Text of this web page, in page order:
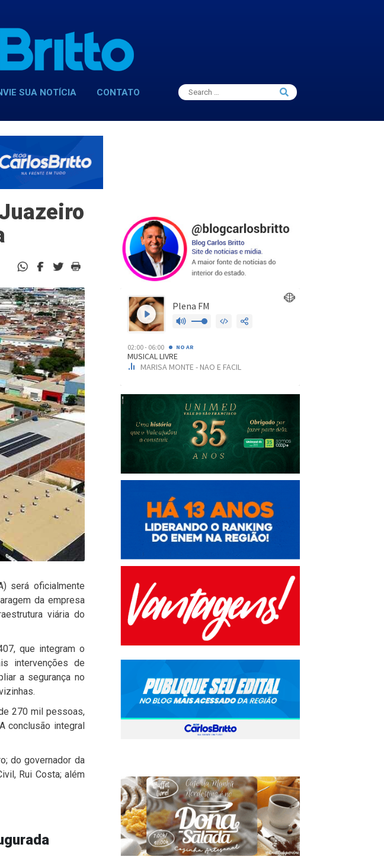
SUA NOTÍCIA CONTATO
Search
for:
Search
será oficialmente
da empresa
viária do
que integram o
intervenções de
a segurança no
270 mil pessoas,
conclusão integral
do governador da
Rui Costa;além